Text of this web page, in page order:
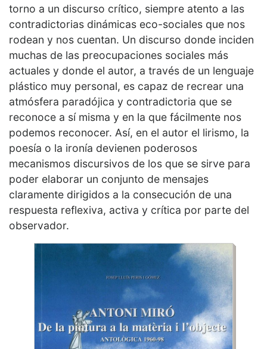
torno a un discurso crítico, siempre atento a las
contradictorias dinámicas eco-sociales que nos
rodean y nos cuentan. Un discurso donde inciden
muchas de las preocupaciones sociales más
actuales y donde el autor, a través de un lenguaje
plástico muy personal, es capaz de recrear una
atmósfera paradójica y contradictoria que se
reconoce a sí misma y en la que fácilmente nos
podemos reconocer. Así, en el autor el lirismo, la
poesía o la ironía devienen poderosos
mecanismos discursivos de los que se sirve para
poder elaborar un conjunto de mensajes
claramente dirigidos a la consecución de una
respuesta reflexiva, activa y crítica por parte del
observador.